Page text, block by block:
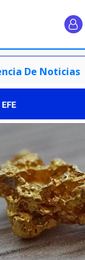
De Noticias